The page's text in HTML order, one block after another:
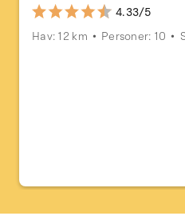
4.33/5
Hav: 12 km
Personer: 10